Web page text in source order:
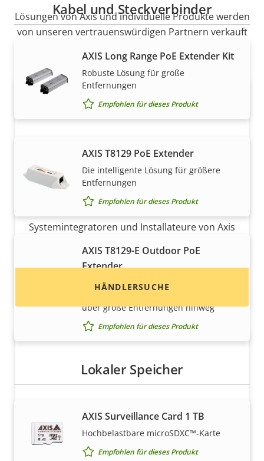
Kabel und Steckverbinder
AXIS Long Range PoE Extender Kit
Robuste Lösung für große
Entfernungen
Empfohlen für dieses Produkt
AXIS T8129 PoE Extender
Die intelligente Lösung für größere
Entfernungen
Empfohlen für dieses Produkt
AXIS T8129-E Outdoor PoE
Extender
Robuste und für den Außenbereich
über große Entfernungen hinweg
Empfohlen für dieses Produkt
Lokaler Speicher
AXIS Surveillance Card 1 TB
Hochbelastbare microSDXC™-Karte
Empfohlen für dieses Produkt
Lösungen von Axis und individuelle Produkte werden
von unseren vertrauenswürdigen Partnern verkauft
Möchten Sie Axis Produkte kaufen?
Systemintegratoren und Installateure von Axis
HÄNDLERSUCHE
Möchten Sie Axis Produkte
verkaufen?